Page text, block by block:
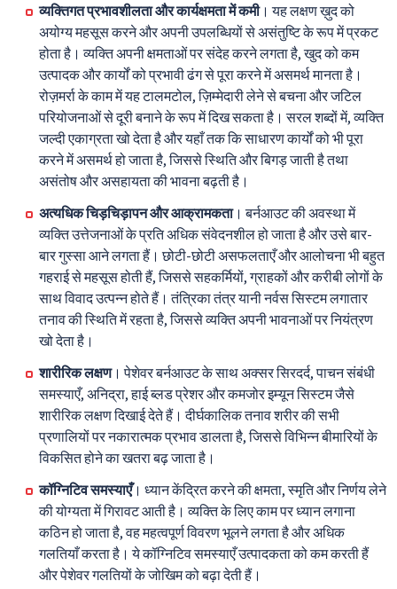
व्यक्तिगत प्रभावशीलता और कार्यक्षमता में कमी। यह लक्षण ख़ुद को
अयोग्य महसूस करने और अपनी उपलब्धियों से असंतुष्टि के रूप में प्रकट
होता है। व्यक्ति अपनी क्षमताओं पर संदेह करने लगता है, खुद को कम
उत्पादक और कार्यों को प्रभावी ढंग से पूरा करने में असमर्थ मानता है।
रोज़मर्रा के काम में यह टालमटोल, ज़िम्मेदारी लेने से बचना और जटिल
परियोजनाओं से दूरी बनाने के रूप में दिख सकता है। सरल शब्दों में, व्यक्ति
जल्दी एकाग्रता खो देता है और यहाँ तक कि साधारण कार्यों को भी पूरा
करने में असमर्थ हो जाता है, जिससे स्थिति और बिगड़ जाती है तथा
असंतोष और असहायता की भावना बढ़ती है।
अत्यधिक चिड़चिड़ापन और आक्रामकता। बर्नआउट की अवस्था में
व्यक्ति उत्तेजनाओं के प्रति अधिक संवेदनशील हो जाता है और उसे बार-
बार गुस्सा आने लगता हैं। छोटी-छोटी असफलताएँ और आलोचना भी बहुत
गहराई से महसूस होती हैं, जिससे सहकर्मियों, ग्राहकों और करीबी लोगों के
साथ विवाद उत्पन्न होते हैं। तंत्रिका तंत्र यानी नर्वस सिस्टम लगातार
तनाव की स्थिति में रहता है, जिससे व्यक्ति अपनी भावनाओं पर नियंत्रण
खो देता है।
शारीरिक लक्षण। पेशेवर बर्नआउट के साथ अक्सर सिरदर्द, पाचन संबंधी
समस्याएँ, अनिद्रा, हाई ब्लड प्रेशर और कमजोर इम्यून सिस्टम जैसे
शारीरिक लक्षण दिखाई देते हैं। दीर्घकालिक तनाव शरीर की सभी
प्रणालियों पर नकारात्मक प्रभाव डालता है, जिससे विभिन्न बीमारियों के
विकसित होने का खतरा बढ़ जाता है।
कॉग्निटिव समस्याएँ। ध्यान केंद्रित करने की क्षमता, स्मृति और निर्णय लेने
की योग्यता में गिरावट आती है। व्यक्ति के लिए काम पर ध्यान लगाना
कठिन हो जाता है, वह महत्वपूर्ण विवरण भूलने लगता है और अधिक
गलतियाँ करता है। ये कॉग्निटिव समस्याएँ उत्पादकता को कम करती हैं
और पेशेवर गलतियों के जोखिम को बढ़ा देती हैं।